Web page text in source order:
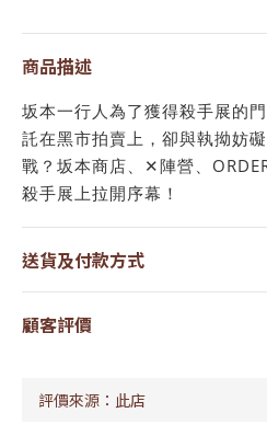
商品描述
坂本一行人為了獲得殺手展的
託在黑市拍賣上，卻與執拗妨
戰？坂本商店、✕陣營、
殺手展上拉開序幕！
送貨及付款方式
顧客評價